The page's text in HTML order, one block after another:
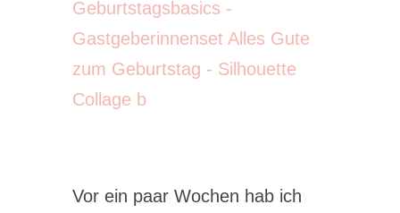
Vor ein paar Wochen hab ich